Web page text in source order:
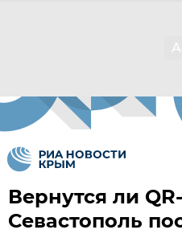
Вернутся ли
Севастополь